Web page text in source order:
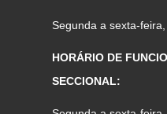
Segunda a sexta-
HORÁRIO DE
SECCIONAL: